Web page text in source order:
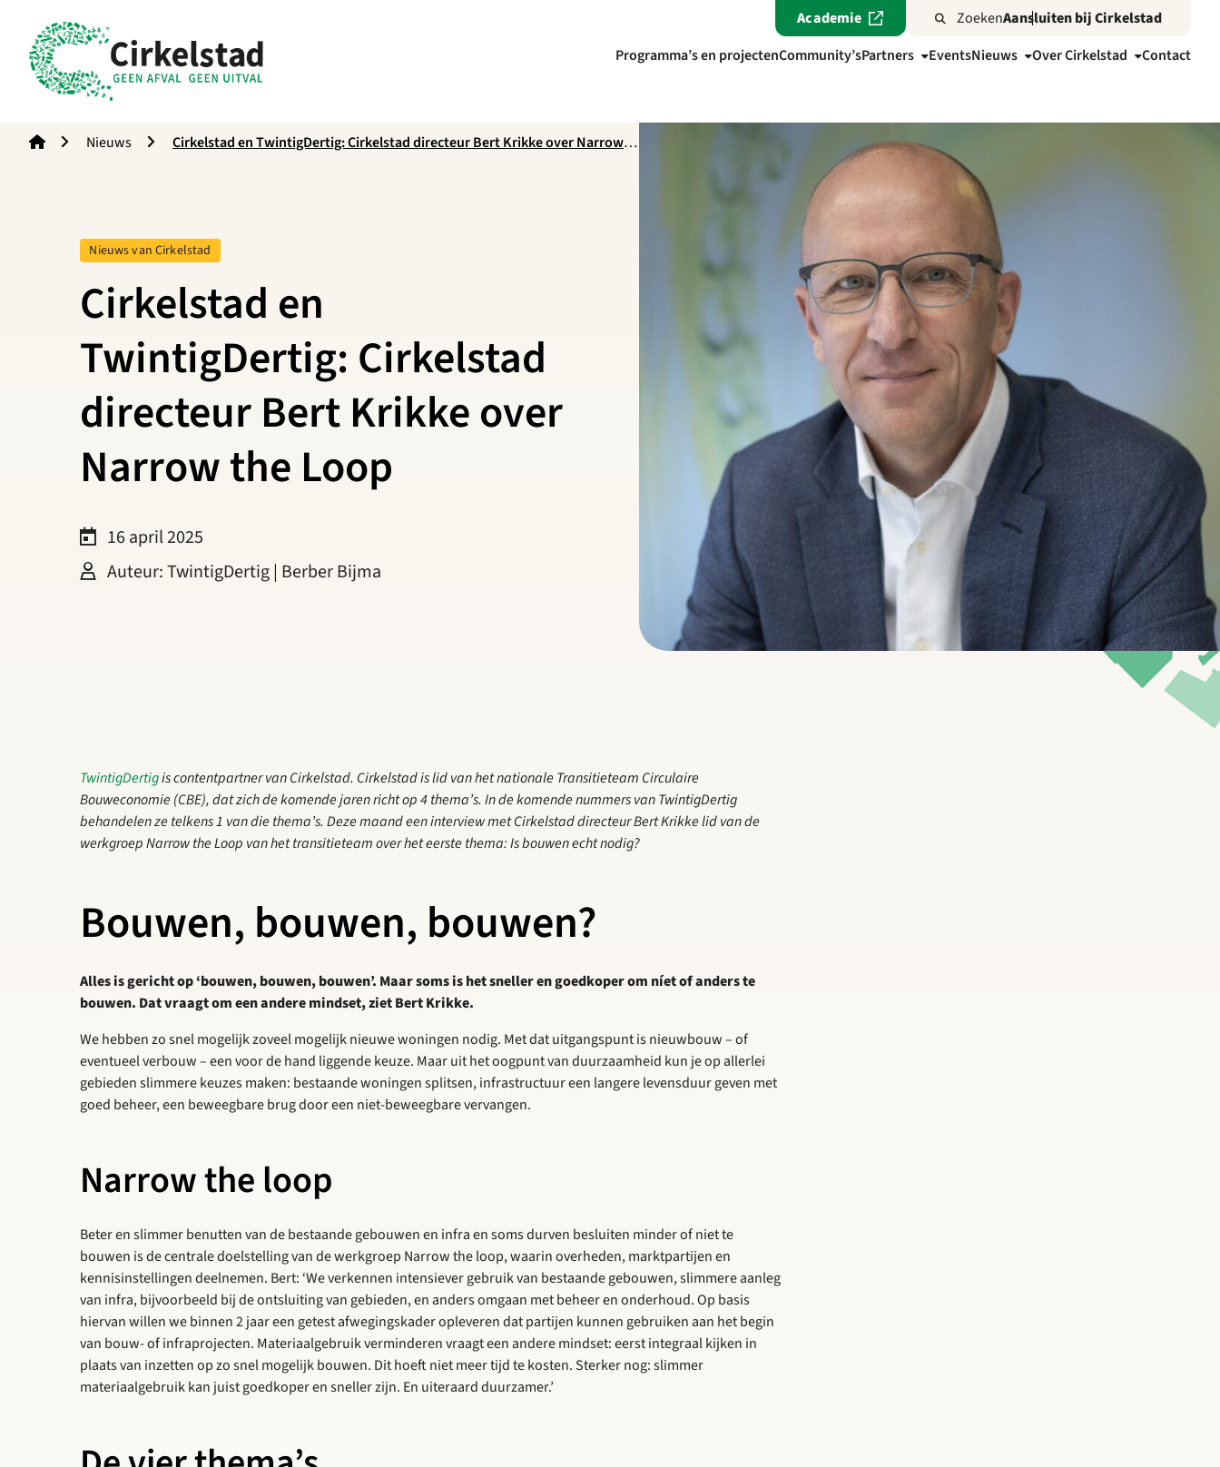
Academie ZoekenAansluiten bij Cirkelstad
Programma’s en projectenCommunity’sPartners EventsNieuws Over Cirkelstad Contact
Nieuws
Cirkelstad en TwintigDertig: Cirkelstad directeur Bert Krikke over Narrow
Cirkelstad en
TwintigDertig: Cirkelstad
directeur Bert Krikke over
Narrow the Loop
Tag:
Nieuws van Cirkelstad
16 april 2025
Auteur: TwintigDertig | Berber Bijma
TwintigDertigis contentpartner van Cirkelstad. Cirkelstad is lid van het nationale Transitieteam Circulaire
Bouweconomie (CBE), dat zich de komende jaren richt op 4 thema’s. In de komende nummers van TwintigDertig
behandelen ze telkens 1 van die thema’s. Deze maand een interview met Cirkelstad directeur Bert Krikke lid van de
werkgroep Narrow the Loop van het transitieteam over het eerste thema: Is bouwen echt nodig?
Bouwen, bouwen, bouwen?
Alles is gericht op ‘bouwen, bouwen, bouwen’. Maar soms is het sneller en goedkoper om níet of anders te
bouwen. Dat vraagt om een andere mindset, ziet Bert Krikke.
We hebben zo snel mogelijk zoveel mogelijk nieuwe woningen nodig. Met dat uitgangspunt is nieuwbouw – of
eventueel verbouw – een voor de hand liggende keuze. Maar uit het oogpunt van duurzaamheid kun je op allerlei
gebieden slimmere keuzes maken: bestaande woningen splitsen, infrastructuur een langere levensduur geven met
goed beheer, een beweegbare brug door een niet-beweegbare vervangen.
Narrow the loop
Beter en slimmer benutten van de bestaande gebouwen en infra en soms durven besluiten minder of niet te
bouwen is de centrale doelstelling van de werkgroep Narrow the loop, waarin overheden, marktpartijen en
kennisinstellingen deelnemen. Bert: ‘We verkennen intensiever gebruik van bestaande gebouwen, slimmere aanleg
van infra, bijvoorbeeld bij de ontsluiting van gebieden, en anders omgaan met beheer en onderhoud. Op basis
hiervan willen we binnen 2 jaar een getest afwegingskader opleveren dat partijen kunnen gebruiken aan het begin
van bouw- of infraprojecten. Materiaalgebruik verminderen vraagt een andere mindset: eerst integraal kijken in
plaats van inzetten op zo snel mogelijk bouwen. Dit hoeft niet meer tijd te kosten. Sterker nog: slimmer
materiaalgebruik kan juist goedkoper en sneller zijn. En uiteraard duurzamer.’